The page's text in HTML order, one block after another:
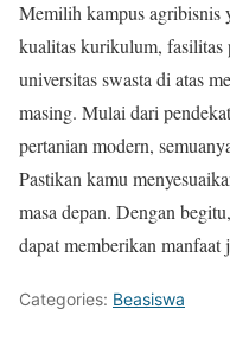
Memilih kampus agribisnis
kualitas kurikulum, fasilitas
universitas swasta di atas
masing. Mulai dari
pertanian modern,
Pastikan kamu
masa depan. Dengan
dapat memberikan manfaat
Categories: Beasiswa